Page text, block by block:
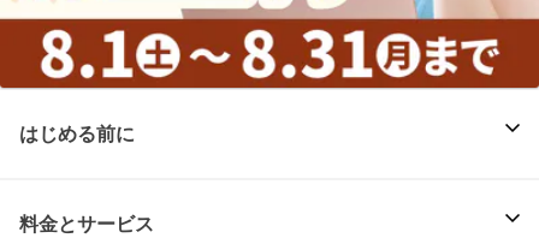
はじめる前に
料金とサービス